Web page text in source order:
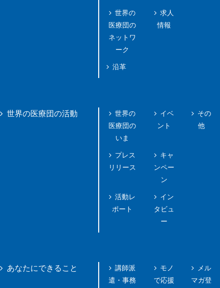
世界の
医療団の
ネットワ
ーク
沿革
求人
情報
世界の医療団の活動
世界の
医療団の
いま
プレス
リリース
活動レ
ポート
イベ
ント
キャ
ンペー
ン
イン
タビュ
ー
その
他
あなたにできること
講師派
遣・事務
モノ
で応援
メル
マガ登